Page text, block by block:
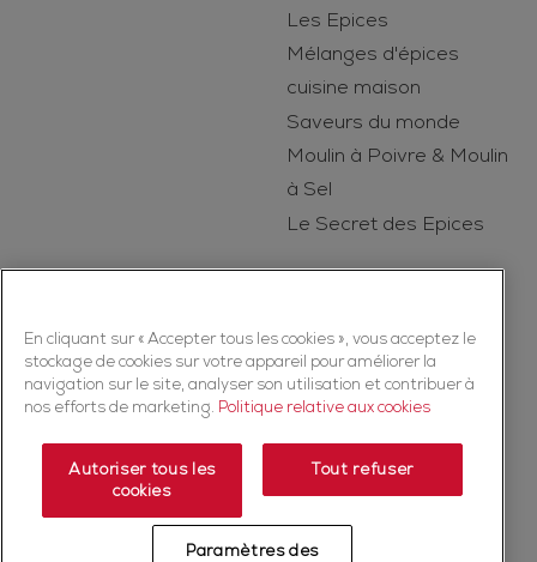
Les Epices
Mélanges d'épices
cuisine maison
Saveurs du monde
Moulin à Poivre & Moulin
à Sel
Le Secret des Epices
Copyright © 2026 Ducros (McCormick & Company, Inc). Tous droits
réservés
Politique de confidentialité
Politique relative aux cookies
Plan du Site
En cliquant sur « Accepter tous les cookies », vous acceptez le
stockage de cookies sur votre appareil pour améliorer la
navigation sur le site, analyser son utilisation et contribuer à
nos efforts de marketing. Politique relative aux cookies
Autoriser tous les
cookies
Tout refuser
Paramètres des